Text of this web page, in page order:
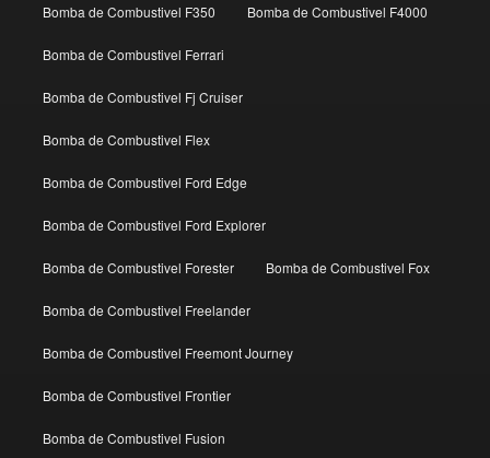
Bomba de Combustivel F350 Bomba de Combustivel F4000
Bomba de Combustivel Ferrari
Bomba de Combustivel Fj Cruiser
Bomba de Combustivel Flex
Bomba de Combustivel Ford Edge
Bomba de Combustivel Ford Explorer
Bomba de Combustivel Forester Bomba de Combustivel Fox
Bomba de Combustivel Freelander
Bomba de Combustivel Freemont Journey
Bomba de Combustivel Frontier
Bomba de Combustivel Fusion